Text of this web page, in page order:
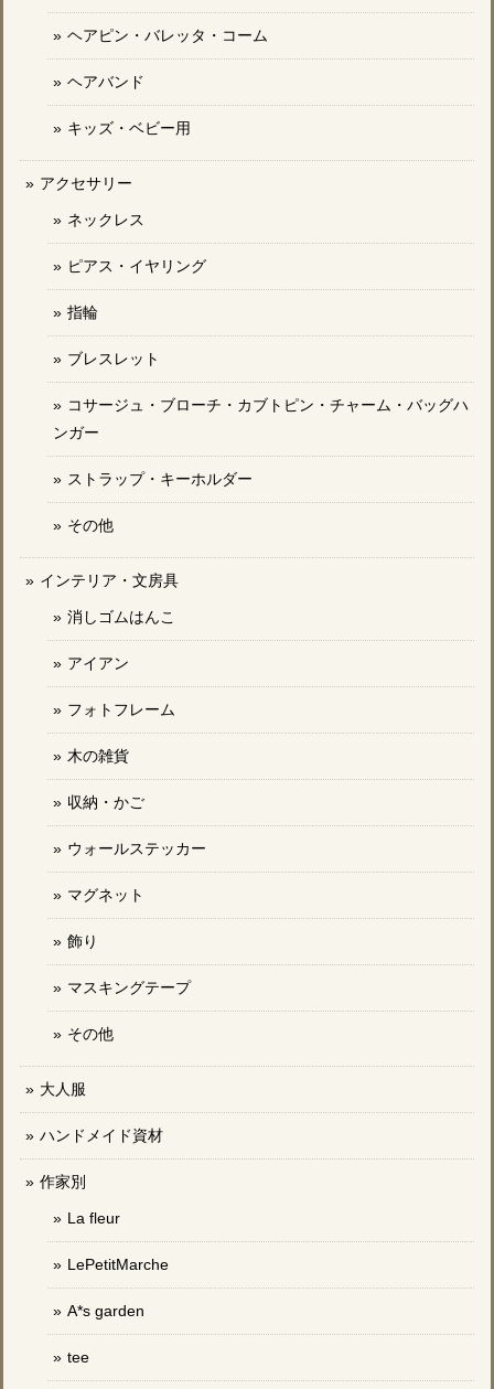
ヘアピン・バレッタ・コーム
ヘアバンド
キッズ・ベビー用
アクセサリー
ネックレス
ピアス・イヤリング
指輪
ブレスレット
コサージュ・ブローチ・カブトピン・チャーム・バッグハ
ンガー
ストラップ・キーホルダー
その他
インテリア・文房具
消しゴムはんこ
アイアン
フォトフレーム
木の雑貨
収納・かご
ウォールステッカー
マグネット
飾り
マスキングテープ
その他
大人服
ハンドメイド資材
作家別
La fleur
LePetitMarche
A*s garden
tee